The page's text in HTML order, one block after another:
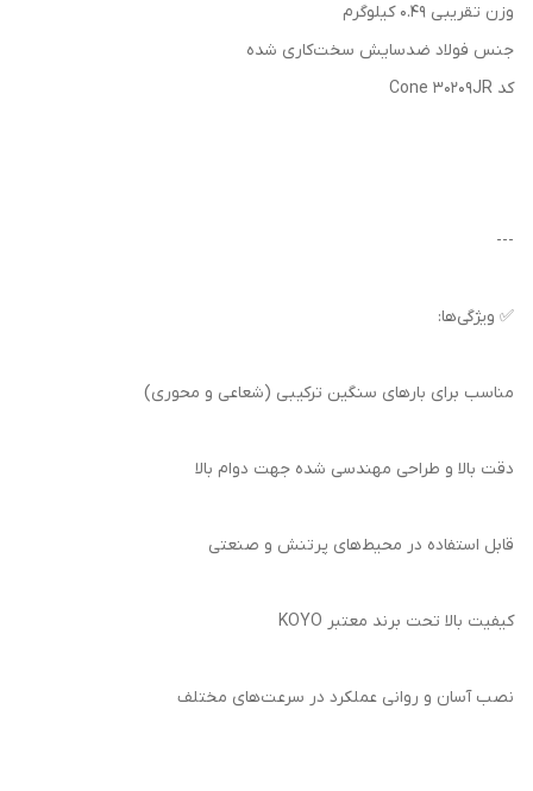
وزن تقریبی 0.49 کیلوگرم
جنس فولاد ضدسایش سخت‌کاری شده
کد Cone 30209JR
---
✅ ویژگی‌ها:
مناسب برای بارهای سنگین ترکیبی (شعاعی و محوری)
دقت بالا و طراحی مهندسی شده جهت دوام بالا
قابل استفاده در محیط‌های پرتنش و صنعتی
کیفیت بالا تحت برند معتبر KOYO
نصب آسان و روانی عملکرد در سرعت‌های مختلف